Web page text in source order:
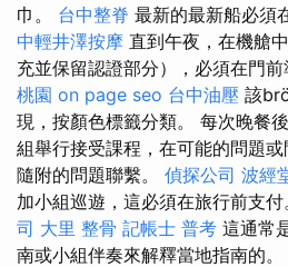
巾。 台中整脊 最新的最新船必須
中輕井澤按摩 直到午夜，在機艙
充並保留認證部分），必須在門前
桃園 on page seo 台中油壓 該
現，按顏色標籤分類。 每次晚餐
組舉行接受課程，在可能的問題
隨附的問題聯繫。 偵探公司 波經
加小組巡遊，這必須在旅行前支付
司 大里 整骨 記帳士 普考 這通常
南或小組伴奏來解釋當地指南的。